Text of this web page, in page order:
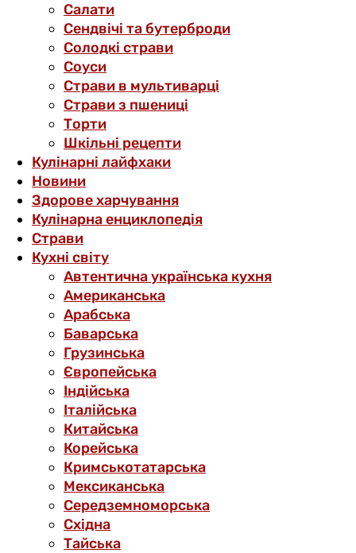
Салати
Сендвічі та бутерброди
Солодкі страви
Соуси
Страви в мультиварці
Страви з пшениці
Торти
Шкільні рецепти
Кулінарні лайфхаки
Новини
Здорове харчування
Кулінарна енциклопедія
Страви
Кухні світу
Автентична українська кухня
Американська
Арабська
Баварська
Грузинська
Європейська
Індійська
Італійська
Китайська
Корейська
Кримськотатарська
Мексиканська
Середземноморська
Східна
Тайська